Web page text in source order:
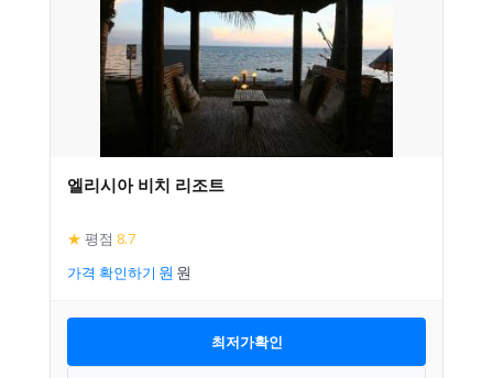
엘리시아 비치 리조트
★ 평점 8.7
가격 확인하기
최저가확인